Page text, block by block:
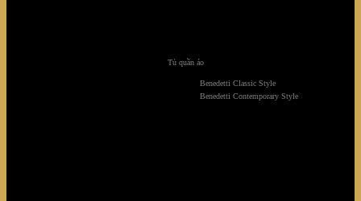
Tủ quần áo
Benedetti Classic Style
Benedetti Contemporary Style